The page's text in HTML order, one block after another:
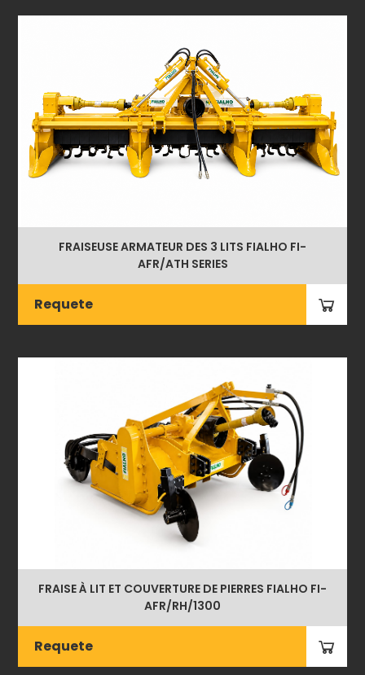
FRAISEUSE ARMATEUR DES 3 LITS FIALHO FI-
AFR/ATH SERIES
Requete
FRAISE À LIT ET COUVERTURE DE PIERRES FIALHO FI-
AFR/RH/1300
Requete